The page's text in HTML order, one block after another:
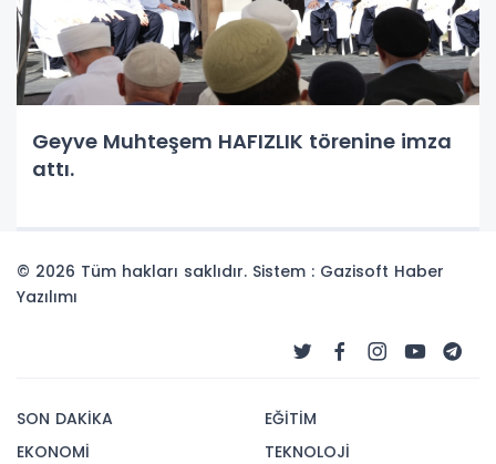
Geyve Muhteşem HAFIZLIK törenine imza
attı.
© 2026 Tüm hakları saklıdır. Sistem : Gazisoft Haber
Yazılımı
SON DAKİKA
EKONOMİ
EĞİTİM
TEKNOLOJİ